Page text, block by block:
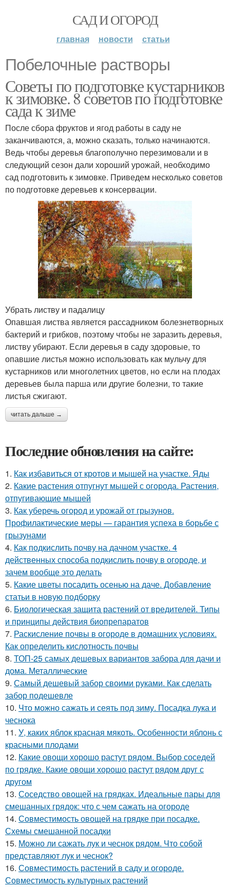
САД И ОГОРОД
главная новости статьи
Побелочные растворы
Советы по подготовке кустарников
к зимовке. 8 советов по подготовке
сада к зиме
После сбора фруктов и ягод работы в саду не
заканчиваются, а, можно сказать, только начинаются.
Ведь чтобы деревья благополучно перезимовали и в
следующий сезон дали хороший урожай, необходимо
сад подготовить к зимовке. Приведем несколько советов
по подготовке деревьев к консервации.
Убрать листву и падалицу
Опавшая листва является рассадником болезнетворных
бактерий и грибков, поэтому чтобы не заразить деревья,
листву убирают. Если деревья в саду здоровые, то
опавшие листья можно использовать как мульчу для
кустарников или многолетних цветов, но если на плодах
деревьев была парша или другие болезни, то такие
листья сжигают.
читать дальше →
Последние обновления на сайте:
1. Как избавиться от кротов и мышей на участке. Яды
2. Какие растения отпугнут мышей с огорода. Растения,
отпугивающие мышей
3. Как уберечь огород и урожай от грызунов.
Профилактические меры — гарантия успеха в борьбе с
грызунами
4. Как подкислить почву на дачном участке. 4
действенных способа подкислить почву в огороде, и
зачем вообще это делать
5. Какие цветы посадить осенью на даче. Добавление
статьи в новую подборку
6. Биологическая защита растений от вредителей. Типы
и принципы действия биопрепаратов
7. Раскисление почвы в огороде в домашних условиях.
Как определить кислотность почвы
8. ТОП-25 самых дешевых вариантов забора для дачи и
дома. Металлические
9. Самый дешевый забор своими руками. Как сделать
забор подешевле
10. Что можно сажать и сеять под зиму. Посадка лука и
чеснока
11. У, каких яблок красная мякоть. Особенности яблонь с
красными плодами
12. Какие овощи хорошо растут рядом. Выбор соседей
по грядке. Какие овощи хорошо растут рядом друг с
другом
13. Соседство овощей на грядках. Идеальные пары для
смешанных грядок: что с чем сажать на огороде
14. Совместимость овощей на грядке при посадке.
Схемы смешанной посадки
15. Можно ли сажать лук и чеснок рядом. Что собой
представляют лук и чеснок?
16. Совместимость растений в саду и огороде.
Совместимость культурных растений